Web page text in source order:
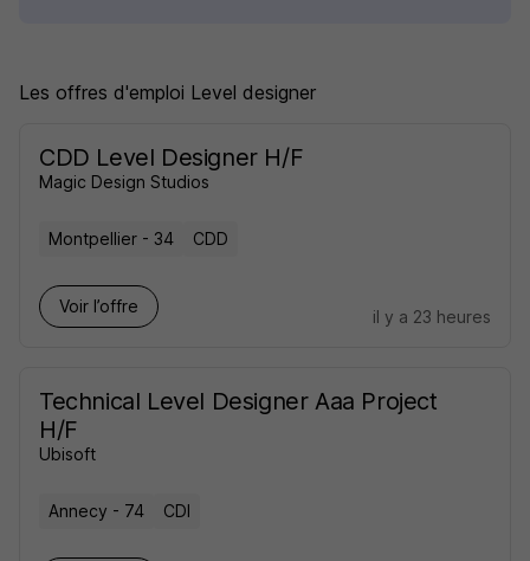
Les offres d'emploi Level designer
CDD Level Designer H/F
Magic Design Studios
Montpellier - 34 CDD
Voir l’offre
il y a 23 heures
Technical Level Designer Aaa Project
H/F
Ubisoft
Annecy - 74 CDI